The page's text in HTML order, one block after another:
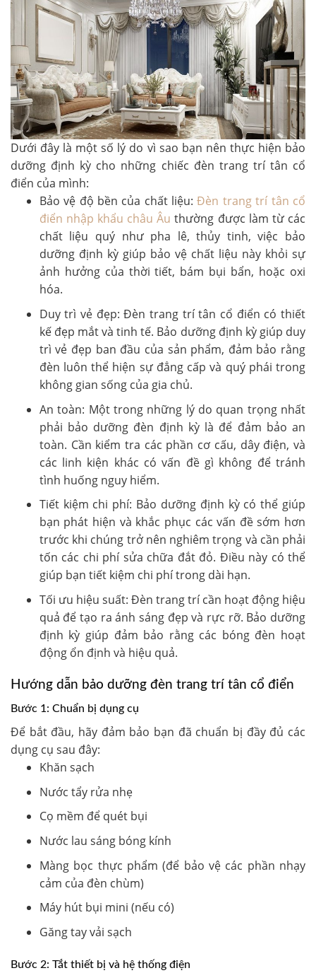
Dưới đây là một số lý do vì sao bạn nên thực hiện bảo
dưỡng định kỳ cho những chiếc đèn trang trí tân cổ
điển của mình:
Bảo vệ độ bền của chất liệu:Đèn trang trí tân cổ
điển nhập khẩu châu Âuthường được làm từ các
chất liệu quý như pha lê, thủy tinh, việc bảo
dưỡng định kỳ giúp bảo vệ chất liệu này khỏi sự
ảnh hưởng của thời tiết, bám bụi bẩn, hoặc oxi
hóa.
Duy trì vẻ đẹp: Đèn trang trí tân cổ điển có thiết
kế đẹp mắt và tinh tế. Bảo dưỡng định kỳ giúp duy
trì vẻ đẹp ban đầu của sản phẩm, đảm bảo rằng
đèn luôn thể hiện sự đẳng cấp và quý phái trong
không gian sống của gia chủ.
An toàn: Một trong những lý do quan trọng nhất
phải bảo dưỡng đèn định kỳ là để đảm bảo an
toàn. Cần kiểm tra các phần cơ cấu, dây điện, và
các linh kiện khác có vấn đề gì không để tránh
tình huống nguy hiểm.
Tiết kiệm chi phí: Bảo dưỡng định kỳ có thể giúp
bạn phát hiện và khắc phục các vấn đề sớm hơn
trước khi chúng trở nên nghiêm trọng và cần phải
tốn các chi phí sửa chữa đắt đỏ. Điều này có thể
giúp bạn tiết kiệm chi phí trong dài hạn.
Tối ưu hiệu suất: Đèn trang trí cần hoạt động hiệu
quả để tạo ra ánh sáng đẹp và rực rỡ. Bảo dưỡng
định kỳ giúp đảm bảo rằng các bóng đèn hoạt
động ổn định và hiệu quả.
Hướng dẫn bảo dưỡng đèn trang trí tân cổ điển
Bước 1: Chuẩn bị dụng cụ
Để bắt đầu, hãy đảm bảo bạn đã chuẩn bị đầy đủ các
dụng cụ sau đây:
Khăn sạch
Nước tẩy rửa nhẹ
Cọ mềm để quét bụi
Nước lau sáng bóng kính
Màng bọc thực phẩm (để bảo vệ các phần nhạy
cảm của đèn chùm)
Máy hút bụi mini (nếu có)
Găng tay vải sạch
Bước 2: Tắt thiết bị và hệ thống điện